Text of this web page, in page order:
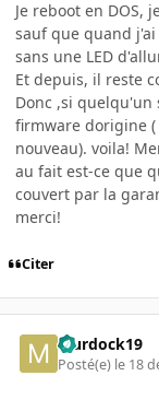
Je reboot en DOS,
sauf que quand
sans une LED
Et depuis, il reste
Donc ,si
firmware dorigine
nouveau). voila!
au fait est-ce que
couvert par la
merci!
Citer
Murdock19
Posté(e) le 18